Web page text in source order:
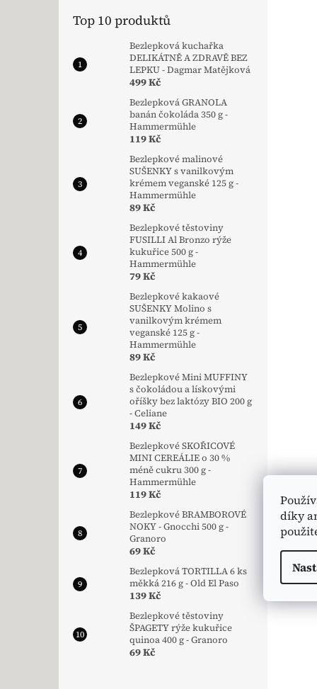
díky
Top 10 produktů
Bezlepková kuchařka
DELIKÁTNĚ A ZDRAVĚ BEZ
LEPKU - Dagmar Matějková
499 Kč
Bezlepková GRANOLA
banán čokoláda 350 g -
Hammermühle
119 Kč
Bezlepkové malinové
SUŠENKY s vanilkovým
krémem veganské 125 g -
Hammermühle
89 Kč
Bezlepkové těstoviny
FUSILLI Al Bronzo rýže
kukuřice 500 g -
Hammermühle
79 Kč
Bezlepkové kakaové
SUŠENKY Molino s
vanilkovým krémem
veganské 125 g -
Hammermühle
89 Kč
Bezlepkové Mini MUFFINY
s čokoládou a lískovými
oříšky bez laktózy BIO 200 g
- Celiane
149 Kč
Bezlepkové SKOŘICOVÉ
MINI CEREÁLIE o 30 %
méně cukru 300 g -
Hammermühle
119 Kč
Bezlepkové BRAMBOROVÉ
NOKY - Gnocchi 500 g -
Granoro
69 Kč
Bezlepková TORTILLA 6 ks
měkká 216 g - Old El Paso
139 Kč
Bezlepkové těstoviny
ŠPAGETY rýže kukuřice
quinoa 400 g - Granoro
69 Kč